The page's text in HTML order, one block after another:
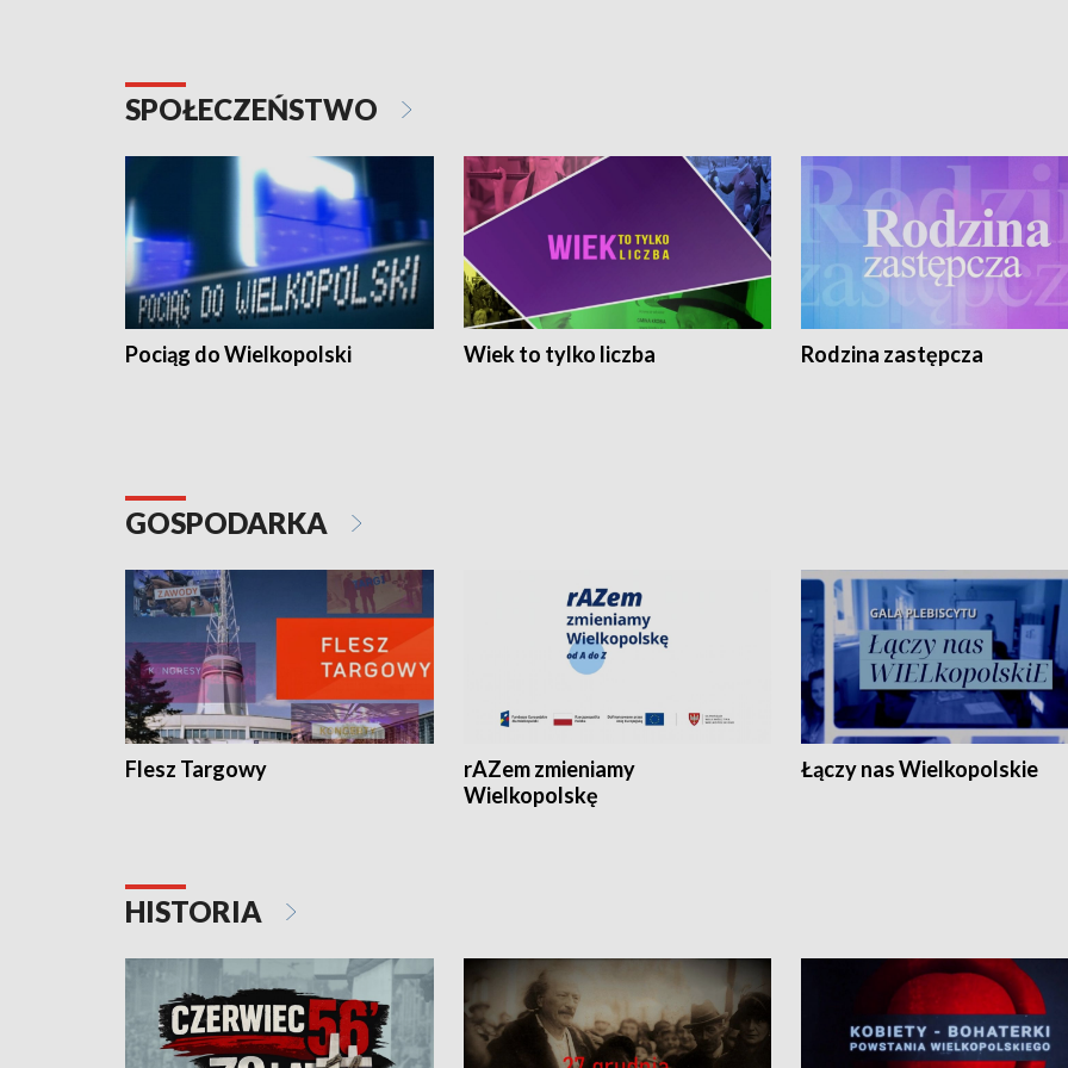
SPOŁECZEŃSTWO
Pociąg do Wielkopolski Wiek to tylko liczba Rodzina zastępcza
GOSPODARKA
Flesz Targowy
rAZem zmieniamy
Wielkopolskę
Łączy nas Wielkopolskie
HISTORIA